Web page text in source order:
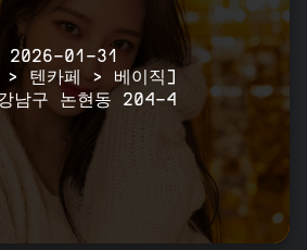
2026-01-31
텐카페 > 베이직]
남구 논현동 204-4